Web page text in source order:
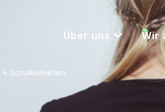
Über uns Wir
» Schulkollektion